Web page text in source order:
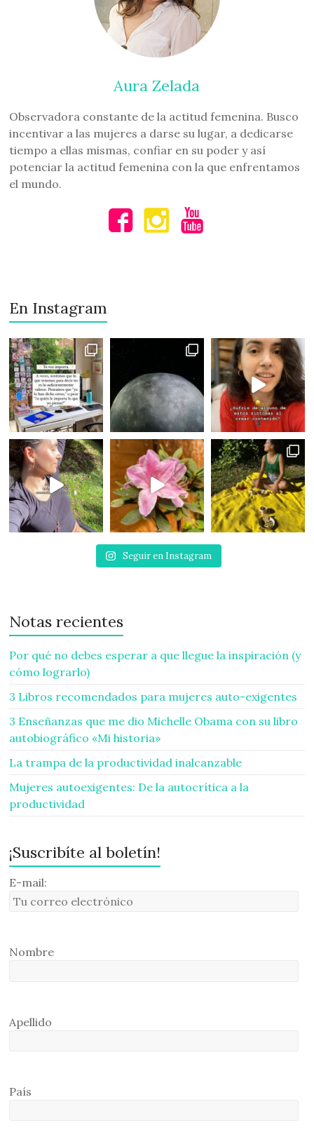
Aura Zelada
Observadora constante de la actitud femenina. Busco
incentivar a las mujeres a darse su lugar, a dedicarse
tiempo a ellas mismas, confiar en su poder y así
potenciar la actitud femenina con la que enfrentamos
el mundo.
En Instagram
Seguir en Instagram
Notas recientes
Por qué no debes esperar a que llegue la inspiración (y
cómo lograrlo)
3 Libros recomendados para mujeres auto-exigentes
3 Enseñanzas que me dio Michelle Obama con su libro
autobiográfico «Mi historia»
La trampa de la productividad inalcanzable
Mujeres autoexigentes: De la autocrítica a la
productividad
¡Suscribíte al boletín!
E-mail:
Nombre
Apellido
País